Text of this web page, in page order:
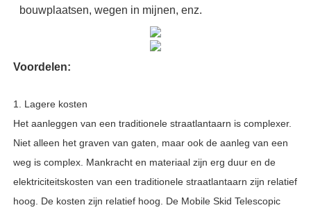
bouwplaatsen, wegen in mijnen, enz.
Voordelen:
1. Lagere kosten
Het aanleggen van een traditionele straatlantaarn is complexer.
Niet alleen het graven van gaten, maar ook de aanleg van een
weg is complex. Mankracht en materiaal zijn erg duur en de
elektriciteitskosten van een traditionele straatlantaarn zijn relatief
hoog. De kosten zijn relatief hoog. De Mobile Skid Telescopic